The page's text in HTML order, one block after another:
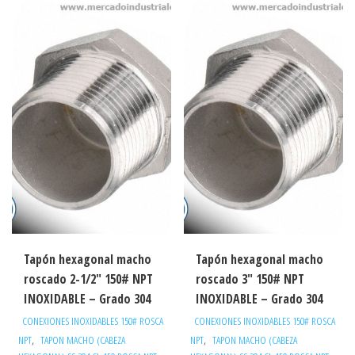
Tapón hexagonal macho
roscado 2-1/2″ 150# NPT
INOXIDABLE – Grado 304
CONEXIONES INOXIDABLES 150# ROSCA
NPT, TAPON MACHO (CABEZA
Tapón hexagonal macho
roscado 3″ 150# NPT
INOXIDABLE – Grado 304
CONEXIONES INOXIDABLES 150# ROSCA
NPT, TAPON MACHO (CABEZA